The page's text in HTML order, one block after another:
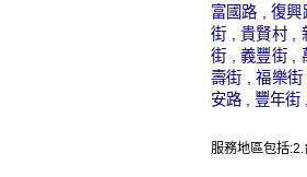
富國路 , 復
街 , 貴賢村 ,
街 , 義豐街 ,
壽街 , 福樂
安路 , 豐年街
服務地區包括:2.